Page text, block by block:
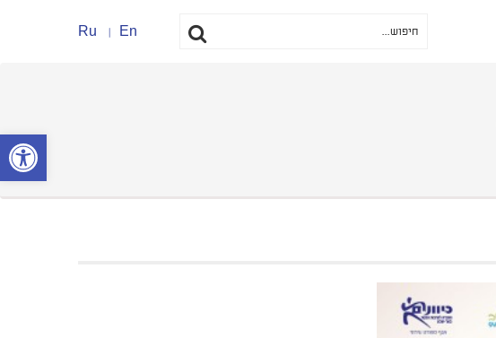
פתח סרגל
En
Ru